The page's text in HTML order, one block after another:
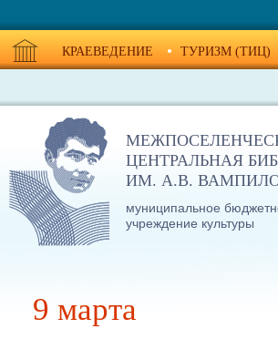
КРАЕВЕДЕНИЕ ТУРИЗМ (ТИЦ)
ЦЕНТРАЛЬНАЯ
ИМ. А.В.
муниципальное
учреждение культуры
9 марта